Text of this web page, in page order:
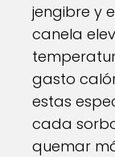
jengibre y
canela
gasto
estas
cada
quemar